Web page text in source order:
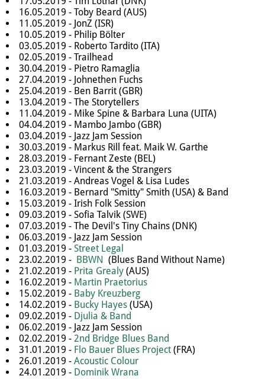
16.05.2019 - Toby Beard (AUS)
11.05.2019 - JonZ (ISR)
10.05.2019 - Philip Bölter
03.05.2019 - Roberto Tardito (ITA)
02.05.2019 - Trailhead
30.04.2019 - Pietro Ramaglia
27.04.2019 - Johnethen Fuchs
25.04.2019 - Ben Barrit (GBR)
13.04.2019 - The Storytellers
11.04.2019 - Mike Spine & Barbara Luna (UITA)
04.04.2019 - Mambo Jambo (GBR)
03.04.2019 - Jazz Jam Session
30.03.2019 - Markus Rill feat. Maik W. Garthe
28.03.2019 - Fernant Zeste (BEL)
23.03.2019 - Vincent & the Strangers
21.03.2019 - Andreas Vogel & Lisa Ludes
16.03.2019 - Bernard "Smitty" Smith (USA) & Band
15.03.2019 - Irish Folk Session
09.03.2019 - Sofia Talvik (SWE)
07.03.2019 - The Devil's Tiny Chains (DNK)
06.03.2019 - Jazz Jam Session
01.03.2019 - Street Legal
23.02.2019 - BBWN (Blues Band Without Name)
21.02.2019 - Prita Grealy (AUS)
16.02.2019 - Martin Praetorius
15.02.2019 - Baby Kreuzberg
14.02.2019 - Bucky Hayes (USA)
09.02.2019 - Djulia & Band
06.02.2019 - Jazz Jam Session
02.02.2019 - 2nd Bridge Blues Band
31.01.2019 - Flo Bauer Blues Project (FRA)
26.01.2019 - Acoustic Colour
24.01.2019 - Dominik Wrana